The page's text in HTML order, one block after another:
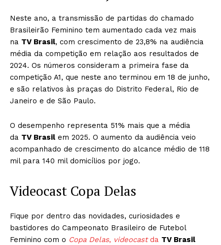
Neste ano, a transmissão de partidas do chamado
Brasileirão Feminino tem aumentado cada vez mais
na TV Brasil, com crescimento de 23,8% na audiência
média da competição em relação aos resultados de
2024. Os números consideram a primeira fase da
competição A1, que neste ano terminou em 18 de junho,
e são relativos às praças do Distrito Federal, Rio de
Janeiro e de São Paulo.
O desempenho representa 51% mais que a média
da TV Brasil em 2025. O aumento da audiência veio
acompanhado de crescimento do alcance médio de 118
mil para 140 mil domicílios por jogo.
Videocast Copa Delas
Fique por dentro das novidades, curiosidades e
bastidores do Campeonato Brasileiro de Futebol
Feminino com o Copa Delas, videocastda TV Brasil